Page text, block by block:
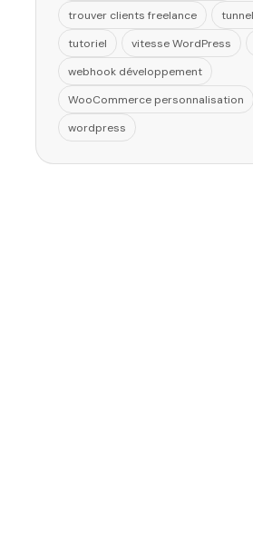
trouver clients freelance
tutoriel
vitesse WordPress
webhook développement
WooCommerce personnalisation
wordpress